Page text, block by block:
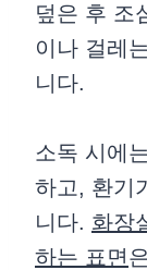
덮은 후 조
이나 걸레
니다.
소독 시에
하고, 환기
니다. 화장
하는 표면